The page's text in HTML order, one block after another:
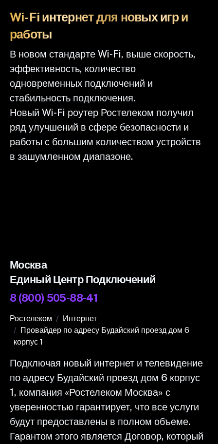
Wi-Fi интернет для новых игр и
работы
В новом стандарте Wi-Fi, выше скорость,
эффективность, количество
одновременных подключений и
стабильность подключения.
Новый Wi-Fi роутер Ростелеком получил
ряд улучшений в сфере безопасности и
работы с большим количеством устройств
в зашумленном диапазоне.
Москва
Единый Центр Подключений
8 (800) 505-88-41
Ростелеком
Интернет
Провайдер по адресу Будайский проезд дом 6
корпус 1
Подключая новый интернет и телевидение
по адресу Будайский проезд дом 6 корпус
1, компания «Ростелеком Москва» с
уверенностью гарантирует, что все услуги
будут предоставлены в полном объеме.
Гарантом этого является Договор, который